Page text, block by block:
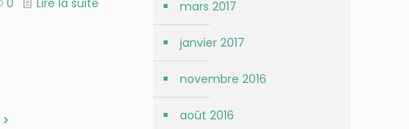
0 Lire la suite mars 2017
janvier 2017
novembre 2016
août 2016